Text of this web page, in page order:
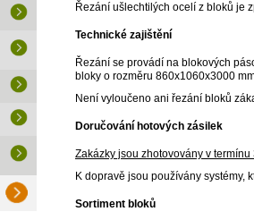
Řezání ušlechtilých ocelí z bloků je
Technické zajištění
Řezání se provádí na blokových
bloky o rozměru 860x1060x3000
Není vyloučeno ani řezání bloků
Doručování hotových zásilek
Zakázky jsou zhotovovány v termínu
K dopravě jsou používány systémy,
Sortiment bloků